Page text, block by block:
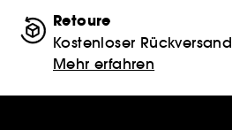
Retoure
Kostenloser Rückversand
Mehr erfahren